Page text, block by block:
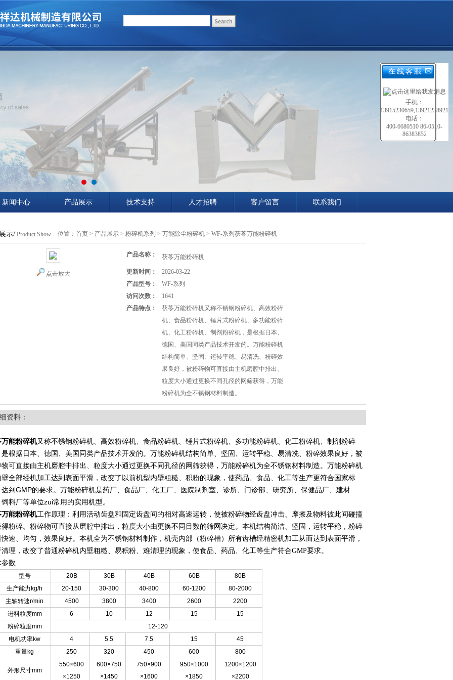
新闻中心 产品展示 技术支持 人才招聘 客户留言 联系我们
示/ Product Show 位置： 首页 > 产品展示 > 粉碎机系列 > 万能除尘粉碎机 > WF-系列茯苓万能粉碎机
点击放大
产品名称： 茯苓万能粉碎机
更新时间：
2026-03-22
产品型号：
WF-系列
访问次数：
1641
产品特点：
茯苓万能粉碎机又称不锈钢粉碎机、高效粉碎
机、食品粉碎机、锤片式粉碎机、多功能粉碎
机、化工粉碎机、制剂粉碎机，是根据日本、
德国、美国同类产品技术开发的。万能粉碎机
结构简单、坚固、运转平稳、易清冼、粉碎效
果良好，被粉碎物可直接由主机磨腔中排出、
粒度大小通过更换不同孔径的网筛获得，万能
粉碎机为全不锈钢材料制造。
资料：
万能粉碎机又称不锈钢粉碎机、高效粉碎机、食品粉碎机、锤片式粉碎机、多功能粉碎机、化工粉碎机、制剂粉碎
根据日本、德国、美国同类产品技术开发的。 万能粉碎机结构简单、坚固、运转平稳、易清冼、粉碎效果良好，被
物可直接由主机磨腔中排出、粒度大小通过更换不同孔径的网筛获得，万能粉碎机为全不锈钢材料制造。万能粉碎机
壁全部经机加工达到表面平滑，改变了以前机型内壁粗糙、积粉的现象，使药品、食品、化工等生产更符合国家标
达到GMP的要求。万能粉碎机是药厂、食品厂、化工厂、医院制剂室、诊所、门诊部、研究所、保健品厂、建材
料厂等单位zui常用的实用机型。
万能粉碎机工作原理： 利用活动齿盘和固定齿盘间的相对高速运转，使被粉碎物经齿盘冲击、摩擦及物料彼此间碰撞
得粉碎。粉碎物可直接从磨腔中排出，粒度大小由更换不同目数的筛网决定。本机结构简洁、坚固，运转平稳，粉碎
快速、均匀，效果良好。本机全为不锈钢材料制作，机壳内部（粉碎槽）所有齿槽经精密机加工从而达到表面平滑，
理，改变了普通粉碎机内壁粗糙、易积粉、难清理的现象，使食品、药品、化工等生产符合GMP要求。
数
型号 20B 30B 40B 60B
80B
生产能力kg/h
20-150 30-300 40-800 60-1200
80-2000
主轴转速r/min
4500 3800 3400 2600
2200
进料粒度mm
6 10 12 15
15
粉碎粒度mm
12-120
电机功率kw
4 5.5 7.5 15
45
重量kg
250 320 450 600 800
外形尺寸mm
550×600
×1250
600×750
×1450
750×900
×1600
950×1000
×1850
1200×1200
×2200
手机：
13915230659,13921238921
电话：
400-6680510 86-0510-
86383852